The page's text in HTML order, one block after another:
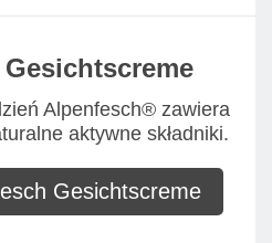
Alpenfesch® zawiera
aktywne składniki.
Gesichtscreme